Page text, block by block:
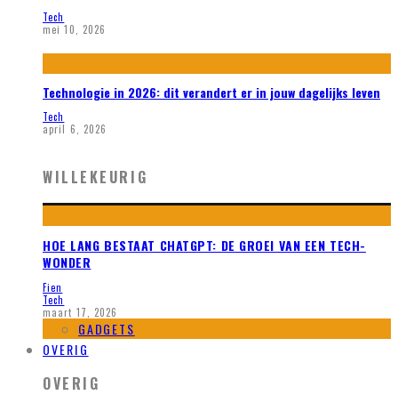
Tech
mei 10, 2026
Technologie in 2026: dit verandert er in jouw dagelijks leven
Tech
april 6, 2026
WILLEKEURIG
HOE LANG BESTAAT CHATGPT: DE GROEI VAN EEN TECH-
WONDER
Fien
Tech
maart 17, 2026
GADGETS
OVERIG
OVERIG